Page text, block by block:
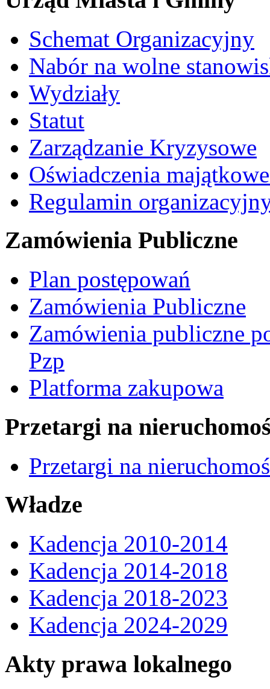
Schemat Organizacyjny
Nabór na wolne
Wydziały
Statut
Zarządzanie Kryzysowe
Oświadczenia
Regulamin
Zamówienia Publiczne
Plan postępowań
Zamówienia Publiczne
Zamówienia publiczne
Pzp
Platforma zakupowa
Przetargi na
Przetargi na
Władze
Kadencja 2010-2014
Kadencja 2014-2018
Kadencja 2018-2023
Kadencja 2024-2029
Akty prawa lokalnego